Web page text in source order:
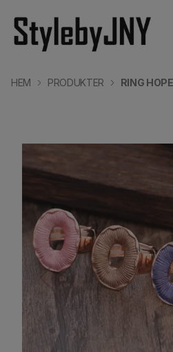
HEM PRODUKTER RING HOPE